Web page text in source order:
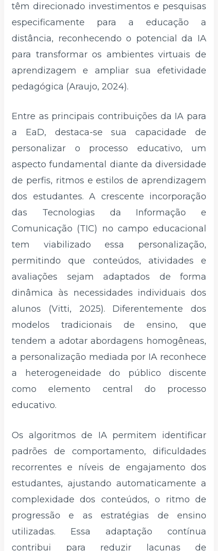
têm direcionado investimentos e pesquisas
especificamente para a educação a
distância, reconhecendo o potencial da IA
para transformar os ambientes virtuais de
aprendizagem e ampliar sua efetividade
pedagógica (Araujo, 2024).
Entre as principais contribuições da IA para
a EaD, destaca-se sua capacidade de
personalizar o processo educativo, um
aspecto fundamental diante da diversidade
de perfis, ritmos e estilos de aprendizagem
dos estudantes. A crescente incorporação
das Tecnologias da Informação e
Comunicação (TIC) no campo educacional
tem viabilizado essa personalização,
permitindo que conteúdos, atividades e
avaliações sejam adaptados de forma
dinâmica às necessidades individuais dos
alunos (Vitti, 2025). Diferentemente dos
modelos tradicionais de ensino, que
tendem a adotar abordagens homogêneas,
a personalização mediada por IA reconhece
a heterogeneidade do público discente
como elemento central do processo
educativo.
Os algoritmos de IA permitem identificar
padrões de comportamento, dificuldades
recorrentes e níveis de engajamento dos
estudantes, ajustando automaticamente a
complexidade dos conteúdos, o ritmo de
progressão e as estratégias de ensino
utilizadas. Essa adaptação contínua
contribui para reduzir lacunas de